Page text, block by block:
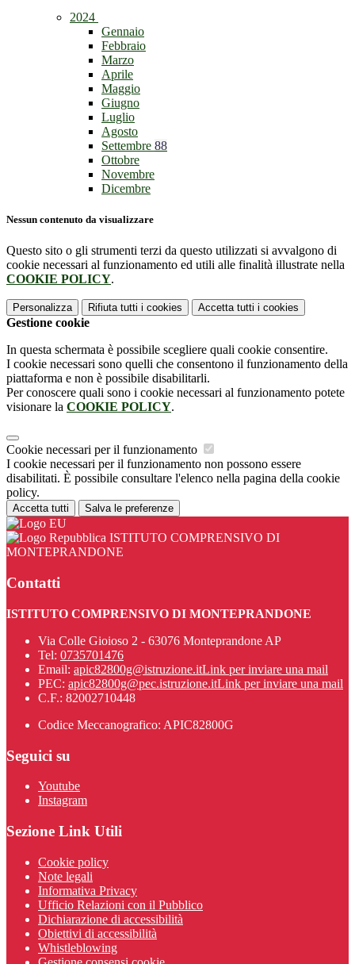
2024
Gennaio
Febbraio
Marzo
Aprile
Maggio
Giugno
Luglio
Agosto
Settembre 88
Ottobre
Novembre
Dicembre
Nessun contenuto da visualizzare
Questo sito o gli strumenti terzi da questo utilizzati si avvalgono di
cookie necessari al funzionamento ed utili alle finalità illustrate nella
COOKIE POLICY.
Personalizza Rifiuta tutti i cookies Accetta tutti i cookies
Gestione cookie
In questa schermata è possibile scegliere quali cookie consentire.
I cookie necessari sono quelli che consentono il funzionamento della
piattaforma e non è possibile disabilitarli.
Per conoscere quali sono i cookie necessari al funzionamento potete
visionare la COOKIE POLICY.
Cookie necessari per il funzionamento
I cookie necessari per il funzionamento non possono essere
disabilitati. È possibile consultare l'elenco nella pagina della cookie
policy.
Accetta tutti Salva le preferenze
ISTITUTO COMPRENSIVO DI
MONTEPRANDONE
Contatti
ISTITUTO COMPRENSIVO DI MONTEPRANDONE
Via Colle Gioioso 2 - 63076 Monteprandone AP
Tel: 0735701476
Email: apic82800g@istruzione.itLink per inviare una mail
PEC: apic82800g@pec.istruzione.itLink per inviare una mail
C.F.: 82002710448
Codice Meccanografico: APIC82800G
Seguici su
Youtube
Instagram
Sezione Link Utili
Cookie policy
Note legali
Informativa Privacy
Ufficio Relazioni con il Pubblico
Dichiarazione di accessibilità
Obiettivi di accessibilità
Whistleblowing